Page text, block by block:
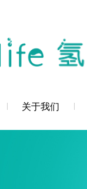
关于我们